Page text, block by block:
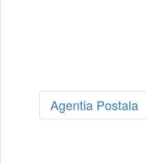
Agentia Postala